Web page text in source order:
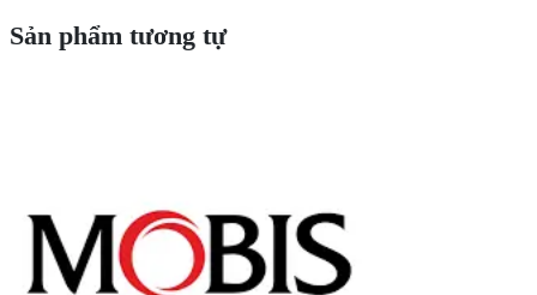
Sản phẩm tương tự